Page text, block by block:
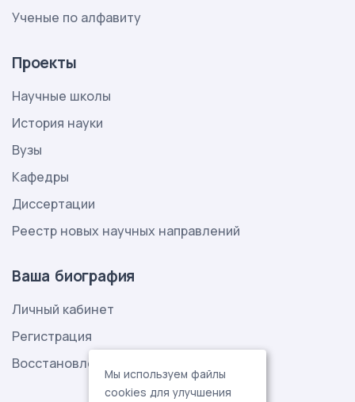
Ученые по алфавиту
Проекты
Научные школы
История науки
Вузы
Кафедры
Диссертации
Реестр новых научных направлений
Ваша биография
Личный кабинет
Регистрация
Восстановление пароля
Мы используем файлы
cookies для улучшения